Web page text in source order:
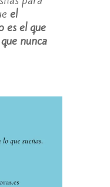
el
es el que
nunca